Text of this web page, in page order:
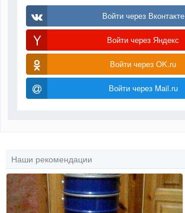
Войти через Вконтакте
Войти через Яндекс
Войти через OK.ru
Войти через Mail.ru
Наши рекомендации